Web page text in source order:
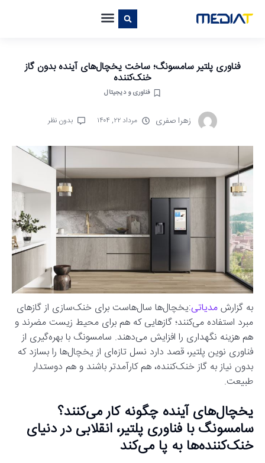
فناوری پلتیر سامسونگ؛ ساخت یخچال‌های آینده بدون گاز
خنک‌کننده
فناوری و دیجیتال
زهرا صفری مرداد ۲۲, ۱۴۰۴ بدون نظر
به گزارشمدیاتی:یخچال‌ها سال‌هاست برای خنک‌سازی از گازهای
مبرد استفاده می‌کنند؛ گازهایی که هم برای محیط زیست مضرند و
هم هزینه نگهداری را افزایش می‌دهند. سامسونگ با بهره‌گیری از
فناوری نوین پلتیر، قصد دارد نسل تازه‌ای از یخچال‌ها را بسازد که
بدون نیاز به گاز خنک‌کننده، هم کارآمدتر باشند و هم دوستدار
طبیعت.
یخچال‌های آینده چگونه کار می‌کنند؟
سامسونگ با فناوری پلتیر، انقلابی در دنیای
خنک‌کننده‌ها به پا می‌کند